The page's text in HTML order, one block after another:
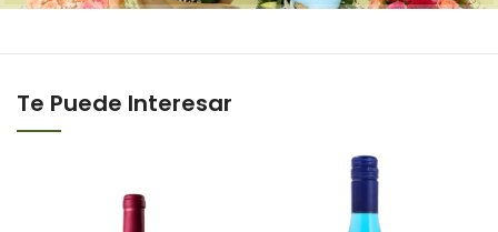
Te Puede Interesar